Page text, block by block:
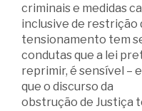
criminais e medidas
inclusive de restrição
tensionamento tem
condutas que a lei
reprimir, é sensível –
que o discurso da
obstrução de Justiça